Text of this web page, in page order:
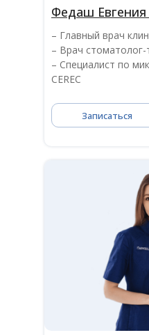
Федаш Евгения
– Главный врач
– Врач стоматолог-
– Специалист по
CEREC
Записаться